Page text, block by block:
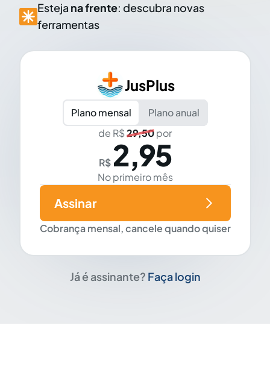
Esteja na frente: descubra novas
ferramentas
JusPlus
Plano mensal
Plano anual
de R$29,50por
R$ 2,95
No primeiro mês
Cobrança mensal, cancele quando quiser
Assinar
Já é assinante? Faça login